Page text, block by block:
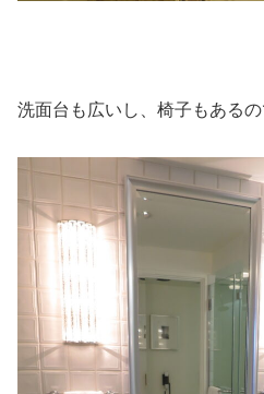
洗面台も広いし、椅子もあるの